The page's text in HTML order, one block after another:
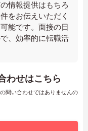
情報提供はもちろ
をお伝えいただく
能です。面接の日
、効率的に転職活
わせはこちら
問い合わせではありませんの